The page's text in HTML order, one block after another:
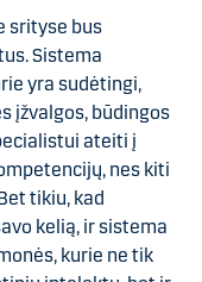
srityse bus
Sistema
yra sudėtingi,
įžvalgos, būdingos
ateiti į
nes kiti
tikiu, kad
kelią, ir sistema
kurie ne tik